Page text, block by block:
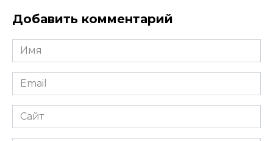
Добавить комментарий
Имя
*
Email
*
Сайт